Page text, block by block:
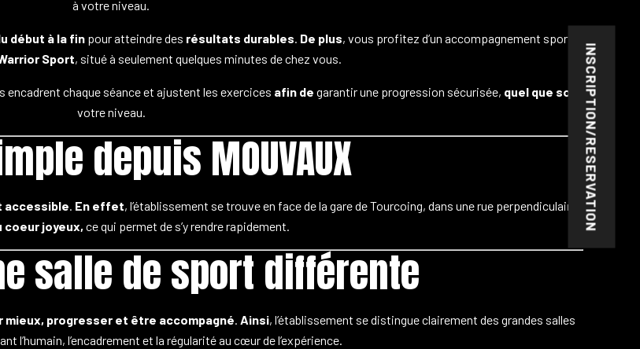
INSCRIPTION/RESERVATION
à votre niveau.
début à la fin pour atteindre des résultats durables. De plus, vous profitez d’un accompagnement sportif
Sport, situé à seulement quelques minutes de chez vous.
encadrent chaque séance et ajustent les exercices afin de garantir une progression sécurisée, quel que soit
votre niveau.
depuis MOUVAUX
accessible. En effet, l’établissement se trouve en face de la gare de Tourcoing, dans une rue perpendiculaire,
coeur joyeux, ce qui permet de s’y rendre rapidement.
salle de sport différente
mieux, progresser et être accompagné. Ainsi, l’établissement se distingue clairement des grandes salles
l’humain, l’encadrement et la régularité au cœur de l’expérience.